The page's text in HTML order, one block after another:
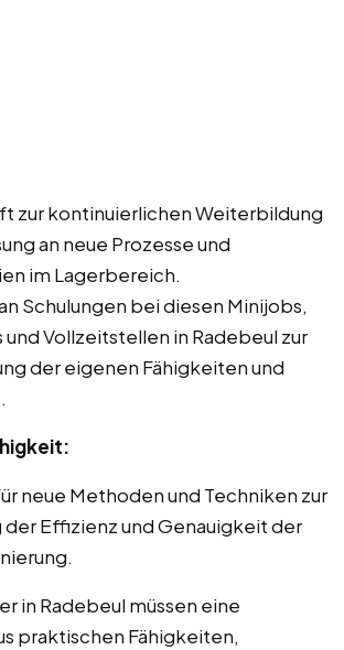
zur kontinuierlichen Weiterbildung
an neue Prozesse und
im Lagerbereich.
Schulungen bei diesen Minijobs,
Vollzeitstellen in Radebeul zur
der eigenen Fähigkeiten und
neue Methoden und Techniken zur
Effizienz und Genauigkeit der
in Radebeul müssen eine
praktischen Fähigkeiten,